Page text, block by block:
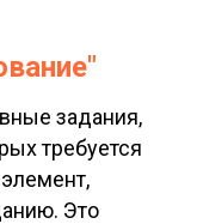
задания,
требуется
Это